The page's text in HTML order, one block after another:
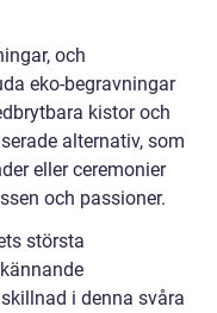
och
eko-begravningar
kistor och
alternativ, som
eller ceremonier
och passioner.
största
i denna svåra